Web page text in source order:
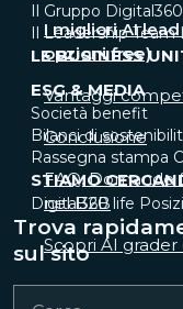
Il Gruppo Digital360
Il Leadership Team
LE BUSINESS
ESG & MEDIA
Società benefit
Bilanci di
Rassegna stampa
STIAMO
Digital360 life
Trova
sul sito
I migliori AI
opzioni free)
Vantaggi
Conclusione
FAQ: Domande
nel B2B
Scopri AI